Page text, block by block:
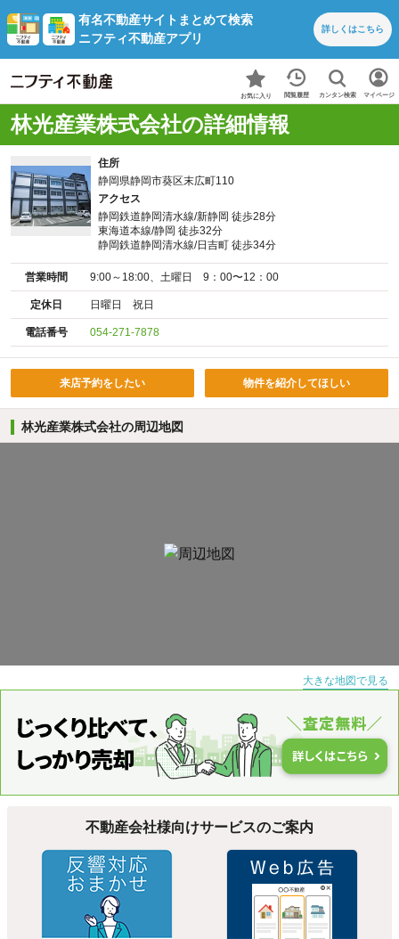
有名不動産サイトまとめて検索
ニフティ不動産アプリ
詳しくはこちら
お気に入り 閲覧履歴 カンタン検索 マイページ
林光産業株式会社の詳細情報
住所
静岡県静岡市葵区末広町110
アクセス
静岡鉄道静岡清水線/新静岡 徒歩28分
東海道本線/静岡 徒歩32分
静岡鉄道静岡清水線/日吉町 徒歩34分
営業時間 9:00～18:00、土曜日 9：00〜12：00
定休日 日曜日 祝日
電話番号 054-271-7878
来店予約をしたい 物件を紹介してほしい
林光産業株式会社の周辺地図
大きな地図で見る
不動産会社様向けサービスのご案内